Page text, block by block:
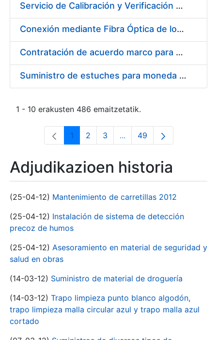
Servicio de Calibración y Verificación Externa de los Equipos de Medición del Servicio de Prevención de la FNMT-RCM
Conexión mediante Fibra Óptica de los Centros de Proceso de Datos (CPDs) de las sedes de la FNMT-RCM de Burgos y Madrid
Contratación de acuerdo marco para el Suministro de Material de Electricidad para la Fábrica Nacional de Moneda y Timbre-Real Casa de la Moneda en su centro de trabajo de Burgos
Suministro de estuches para moneda de 30 €
1 - 10 erakusten 486 emaitzetatik.
Orrialdea
1 Orrialdea
2 Orrialdea
3 ...Intermediate Pages Use
Orrialdea
49
Adjudikazioen historia
(25-04-12) Mantenimiento de carretillas 2012
(25-04-12) Instalación de sistema de detección
precoz de humos
(25-04-12) Asesoramiento en material de seguridad y
salud en obras
(14-03-12) Suministro de material de droguería
(14-03-12) Trapo limpieza punto blanco algodón,
trapo limpieza malla circular azul y trapo malla azul
cortado